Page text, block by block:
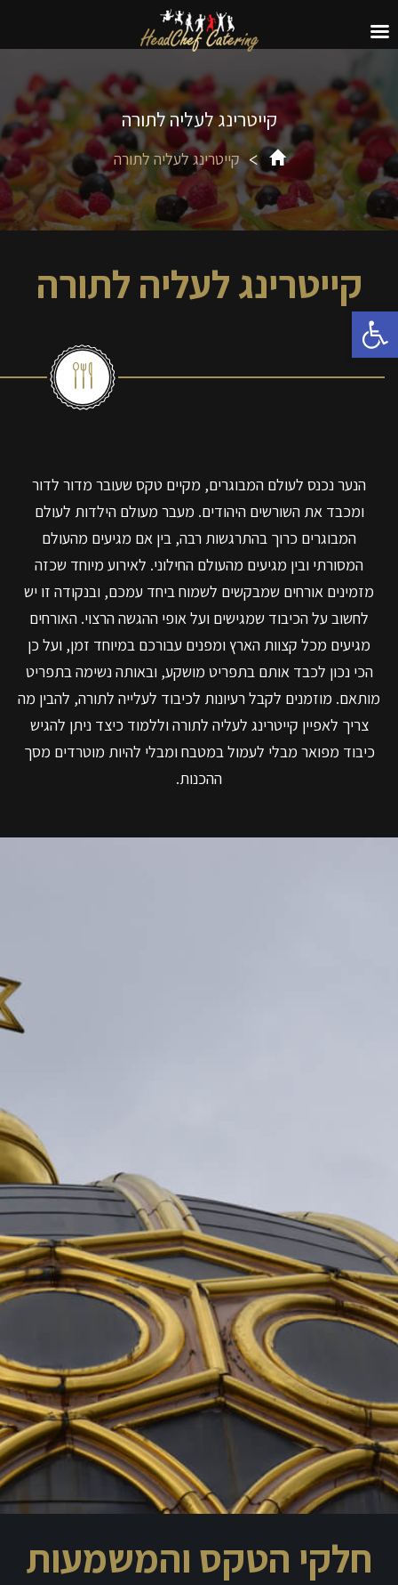
קייטרינג לעליה לתורה
קייטרינג לעליה לתורה
קייטרינג לעליה לתורה
הנער נכנס לעולם המבוגרים, מקיים טקס שעובר מדור לדור
ומכבד את השורשים היהודים. מעבר מעולם הילדות לעולם
המבוגרים כרוך בהתרגשות רבה, בין אם מגיעים מהעולם
המסורתי ובין מגיעים מהעולם החילוני. לאירוע מיוחד שכזה
מזמינים אורחים שמבקשים לשמוח ביחד עמכם, ובנקודה זו יש
לחשוב על הכיבוד שמגישים ועל אופי ההגשה הרצוי. האורחים
מגיעים מכל קצוות הארץ ומפנים עבורכם במיוחד זמן, ועל כן
הכי נכון לכבד אותם בתפריט מושקע, ובאותה נשימה בתפריט
מותאם. מוזמנים לקבל רעיונות לכיבוד לעלייה לתורה, להבין מה
צריך לאפיין קייטרינג לעליה לתורה וללמוד כיצד ניתן להגיש
כיבוד מפואר מבלי לעמול במטבח ומבלי להיות מוטרדים מסך
ההכנות.
חלקי הטקס והמשמעות
פתח סרגל נגישות